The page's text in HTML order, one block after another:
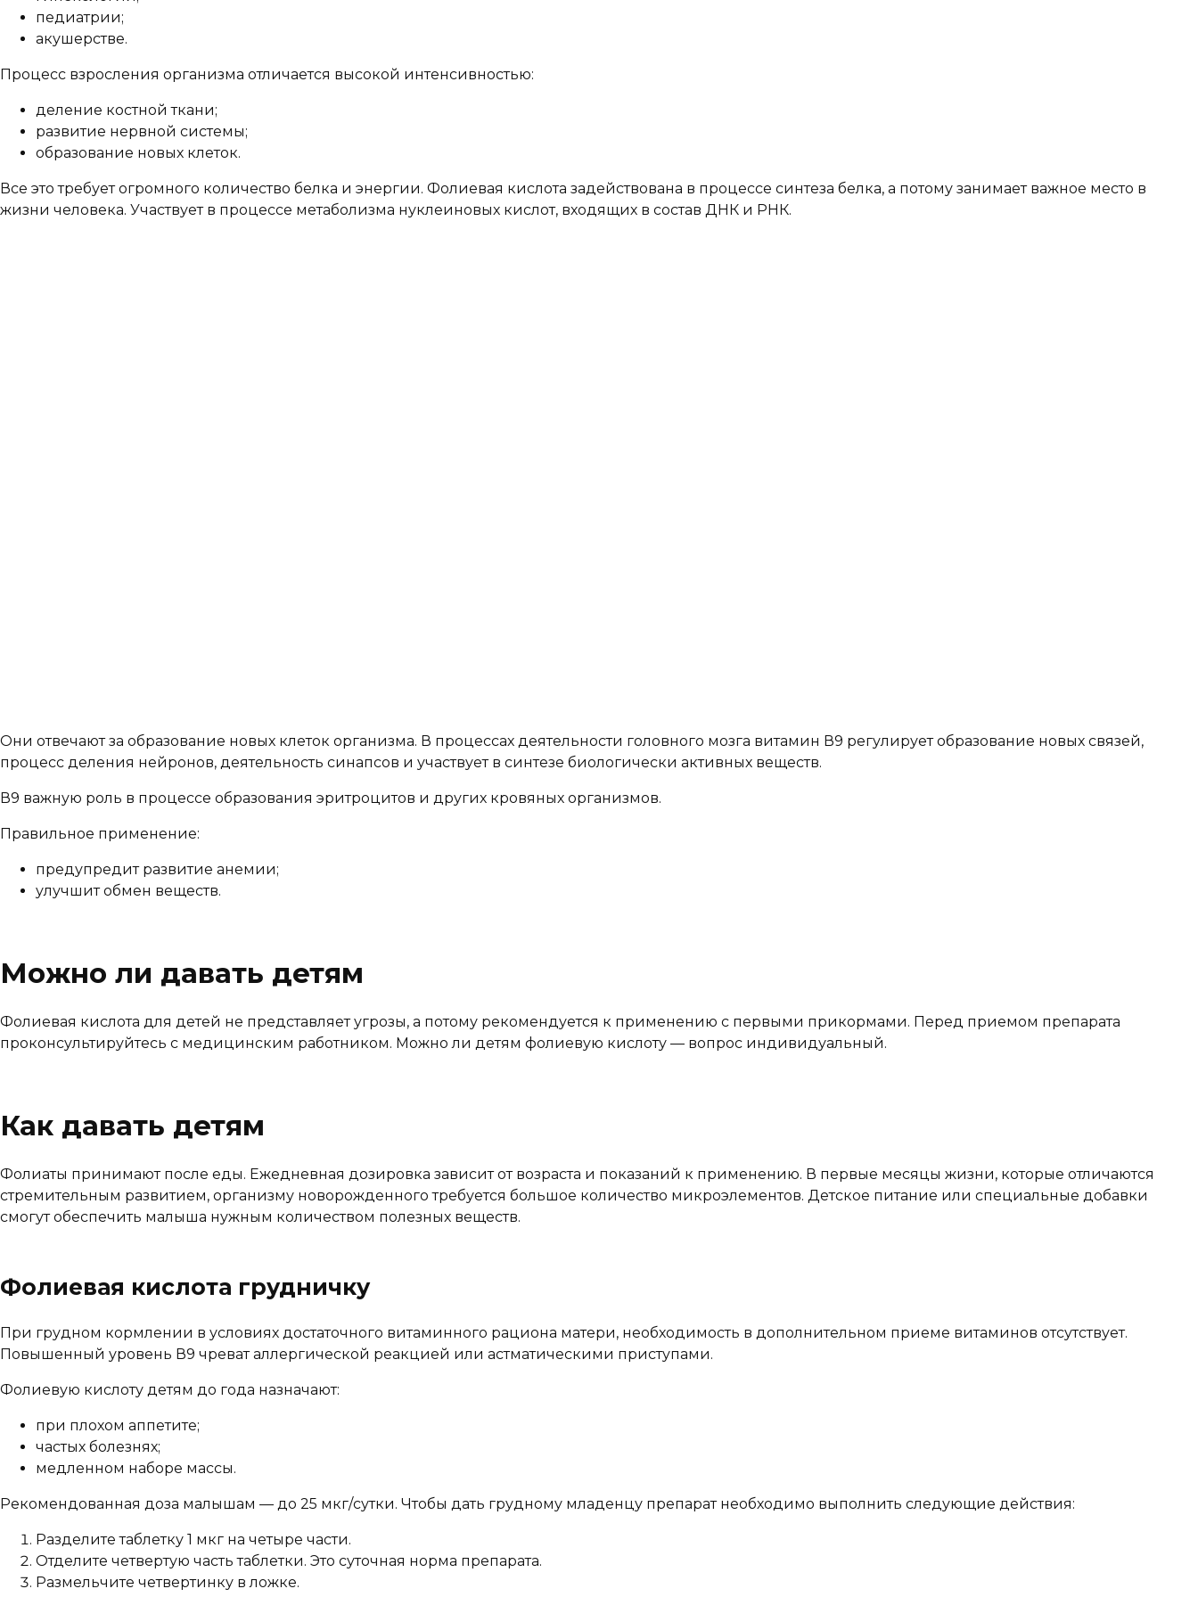
педиатрии;
акушерстве.
Процесс взросления организма отличается высокой интенсивностью:
деление костной ткани;
развитие нервной системы;
образование новых клеток.
Все это требует огромного количество белка и энергии. Фолиевая кислота задействована в процессе синтеза белка, а потому занимает важное место в
жизни человека. Участвует в процессе метаболизма нуклеиновых кислот, входящих в состав ДНК и РНК.
Они отвечают за образование новых клеток организма. В процессах деятельности головного мозга витамин В9 регулирует образование новых связей,
процесс деления нейронов, деятельность синапсов и участвует в синтезе биологически активных веществ.
В9 важную роль в процессе образования эритроцитов и других кровяных организмов.
Правильное применение:
предупредит развитие анемии;
улучшит обмен веществ.
Можно ли давать детям
Фолиевая кислота для детей не представляет угрозы, а потому рекомендуется к применению с первыми прикормами. Перед приемом препарата
проконсультируйтесь с медицинским работником. Можно ли детям фолиевую кислоту — вопрос индивидуальный.
Как давать детям
Фолиаты принимают после еды. Ежедневная дозировка зависит от возраста и показаний к применению. В первые месяцы жизни, которые отличаются
стремительным развитием, организму новорожденного требуется большое количество микроэлементов. Детское питание или специальные добавки
смогут обеспечить малыша нужным количеством полезных веществ.
Фолиевая кислота грудничку
При грудном кормлении в условиях достаточного витаминного рациона матери, необходимость в дополнительном приеме витаминов отсутствует.
Повышенный уровень В9 чреват аллергической реакцией или астматическими приступами.
Фолиевую кислоту детям до года назначают:
при плохом аппетите;
частых болезнях;
медленном наборе массы.
Рекомендованная доза малышам — до 25 мкг/сутки. Чтобы дать грудному младенцу препарат необходимо выполнить следующие действия:
Разделите таблетку 1 мкг на четыре части.
Отделите четвертую часть таблетки. Это суточная норма препарата.
Размельчите четвертинку в ложке.